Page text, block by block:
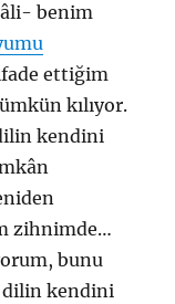
benim
ettiğim
kılıyor.
kendini
zihnimde…
bunu
dilin kendini